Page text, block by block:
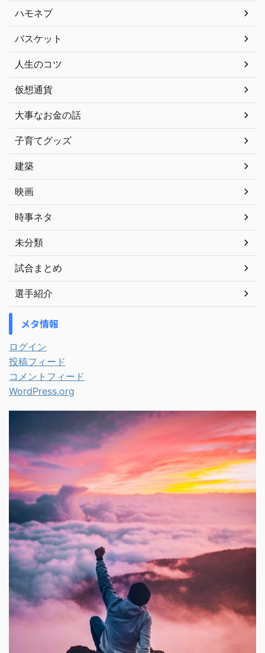
ハモネプ
バスケット
人生のコツ
仮想通貨
大事なお金の話
子育てグッズ
建築
映画
時事ネタ
未分類
試合まとめ
選手紹介
メタ情報
ログイン
投稿フィード
コメントフィード
WordPress.org